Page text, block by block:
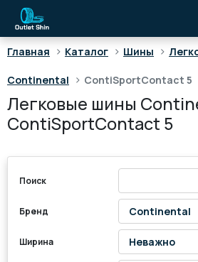
Главная > Каталог > Шины >
Continental > ContiSportContact 5
Легковые шины
ContiSportContact 5
Поиск
Бренд
Ширина